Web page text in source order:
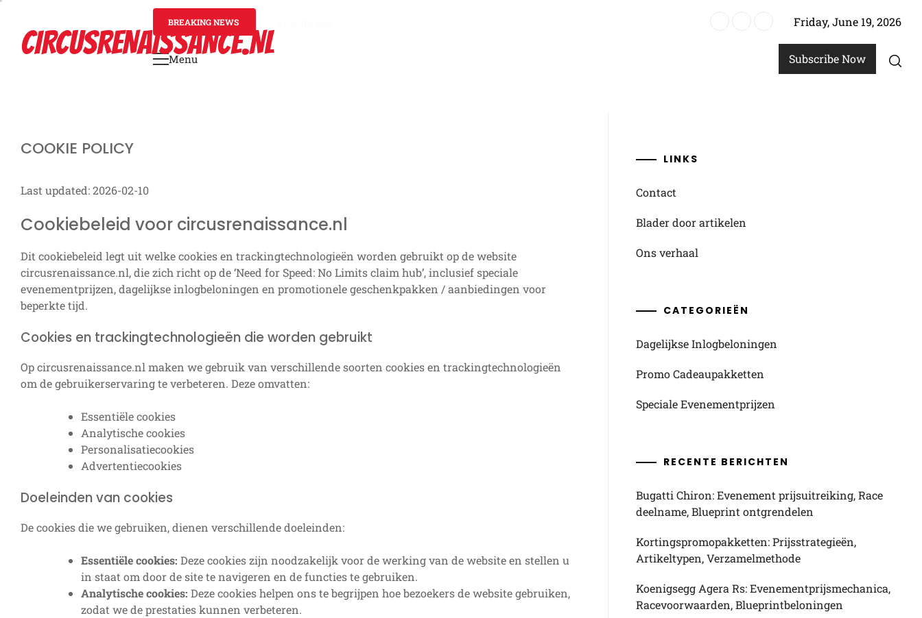
contentCIRCUSRENAISSANCE.NL
BREAKING NEWS Friday, June 19, 2026
Primary
Menu Subscribe Now
COOKIE POLICY
Last updated: 2026-02-10
Cookiebeleid voor circusrenaissance.nl
Dit cookiebeleid legt uit welke cookies en trackingtechnologieën worden gebruikt op de website
circusrenaissance.nl, die zich richt op de ‘Need for Speed: No Limits claim hub’, inclusief speciale
evenementprijzen, dagelijkse inlogbeloningen en promotionele geschenkpakken / aanbiedingen voor
beperkte tijd.
Cookies en trackingtechnologieën die worden gebruikt
Op circusrenaissance.nl maken we gebruik van verschillende soorten cookies en trackingtechnologieën
om de gebruikerservaring te verbeteren. Deze omvatten:
Essentiële cookies
Analytische cookies
Personalisatiecookies
Advertentiecookies
Doeleinden van cookies
De cookies die we gebruiken, dienen verschillende doeleinden:
Essentiële cookies: Deze cookies zijn noodzakelijk voor de werking van de website en stellen u
in staat om door de site te navigeren en de functies te gebruiken.
Analytische cookies: Deze cookies helpen ons te begrijpen hoe bezoekers de website gebruiken,
zodat we de prestaties kunnen verbeteren.
LINKS
Contact
Blader door artikelen
Ons verhaal
CATEGORIEËN
Dagelijkse Inlogbeloningen
Promo Cadeaupakketten
Speciale Evenementprijzen
RECENTE BERICHTEN
Bugatti Chiron: Evenement prijsuitreiking, Race
deelname, Blueprint ontgrendelen
Kortingspromopakketten: Prijsstrategieën,
Artikeltypen, Verzamelmethode
Koenigsegg Agera Rs: Evenementprijsmechanica,
Racevoorwaarden, Blueprintbeloningen